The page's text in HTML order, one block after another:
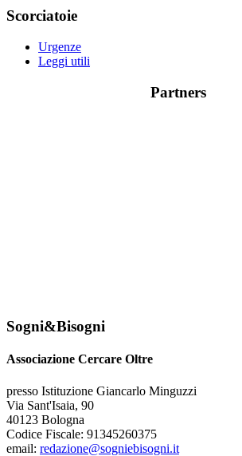
Scorciatoie
Urgenze
Leggi utili
Partners
Sogni&Bisogni
Associazione Cercare Oltre
presso Istituzione Giancarlo Minguzzi
Via Sant'Isaia, 90
40123 Bologna
Codice Fiscale: 91345260375
email: redazione@sogniebisogni.it